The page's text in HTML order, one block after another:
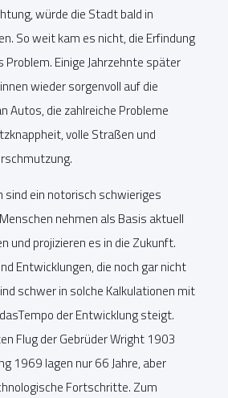
würde die Stadt bald in
So weit kam es nicht, die Erfindung
Einige Jahrzehnte später
wieder sorgenvoll auf die
Autos, die zahlreiche Probleme
volle Straßen und
ein notorisch schwieriges
nehmen als Basis aktuell
und projizieren es in die Zukunft.
Entwicklungen, die noch gar nicht
schwer in solche Kalkulationen mit
der Entwicklung steigt.
Flug der Gebrüder Wright 1903
1969 lagen nur 66 Jahre, aber
Fortschritte. Zum